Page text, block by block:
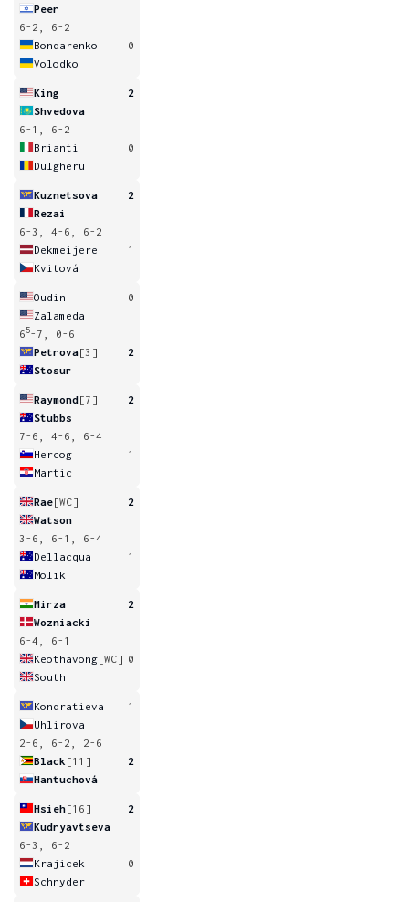
Peer
6-2, 6-2
Bondarenko
0
Volodko
King
2
Shvedova
6-1, 6-2
Brianti
0
Dulgheru
Kuznetsova
2
Rezai
6-3, 4-6, 6-2
Dekmeijere
1
Kvitová
Oudin
0
Zalameda
6 5-7, 0-6
Petrova[3]
2
Stosur
Raymond[7]
2
Stubbs
7-6, 4-6, 6-4
Hercog
1
Martic
Rae[WC]
2
Watson
3-6, 6-1, 6-4
Dellacqua
1
Molik
Mirza
2
Wozniacki
6-4, 6-1
Keothavong[WC] 0
South
Kondratieva
1
Uhlirova
2-6, 6-2, 2-6
Black [11]
2
Hantuchová
Hsieh[16]
2
Kudryavtseva
6-3, 6-2
Krajicek
0
Schnyder